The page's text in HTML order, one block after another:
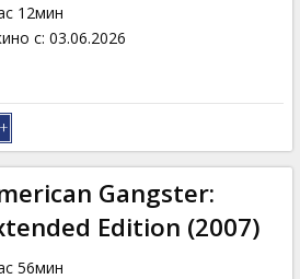
12мин
с: 03.06.2026
Gangster:
Edition (2007)
56мин